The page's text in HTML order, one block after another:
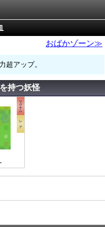
おばかゾーン≫
超アップ。
持つ妖怪